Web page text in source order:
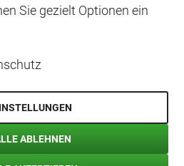
der Saison auf neue Ideen
Sie gezielt Optionen ein
ABLEHNEN